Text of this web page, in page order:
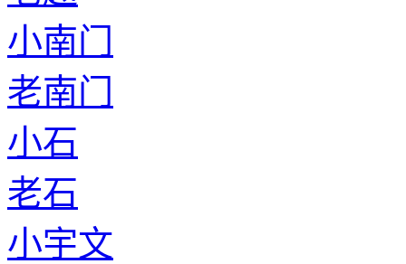
小南门
老南门
小石
老石
小宇文